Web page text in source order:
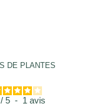
DE PLANTES
/ 5 - 1 avis